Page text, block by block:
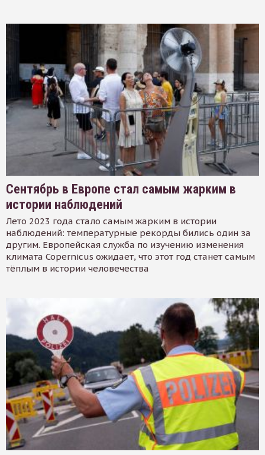
Сентябрь в Европе стал самым жарким в
истории наблюдений
Лето 2023 года стало самым жарким в истории
наблюдений: температурные рекорды бились один за
другим. Европейская служба по изучению изменения
климата Copernicus ожидает, что этот год станет самым
тёплым в истории человечества